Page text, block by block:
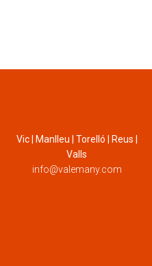
Vic | Manlleu | Torelló | Reus |
Valls
info@valemany.com